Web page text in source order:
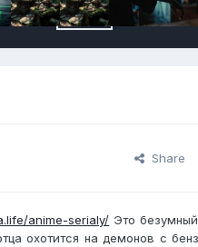
Share
anime-serialy/ Это
охотится на демонов с